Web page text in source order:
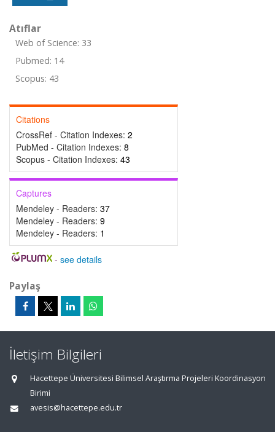
Atıflar
Web of Science: 33
Pubmed: 14
Scopus: 43
Citations
CrossRef - Citation Indexes: 2
PubMed - Citation Indexes: 8
Scopus - Citation Indexes: 43
Captures
Mendeley - Readers: 37
Mendeley - Readers: 9
Mendeley - Readers: 1
- see details
Paylaş
İletişim Bilgileri
Hacettepe Üniversitesi Bilimsel Araştırma Projeleri Koordinasyon
Birimi
avesis@hacettepe.edu.tr